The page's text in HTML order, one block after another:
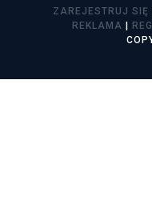
ZAREJESTRUJ SIĘ
REKLAMA |